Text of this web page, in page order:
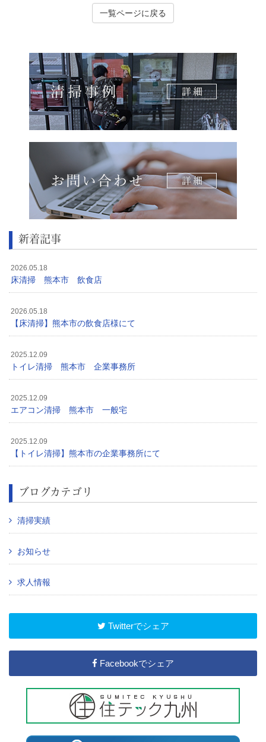
一覧ページに戻る
新着記事
2026.05.18
床清掃 熊本市 飲食店
2026.05.18
【床清掃】熊本市の飲食店様にて
2025.12.09
トイレ清掃 熊本市 企業事務所
2025.12.09
エアコン清掃 熊本市 一般宅
2025.12.09
【トイレ清掃】熊本市の企業事務所にて
ブログカテゴリ
清掃実績
お知らせ
求人情報
Twitterでシェア
Facebookでシェア